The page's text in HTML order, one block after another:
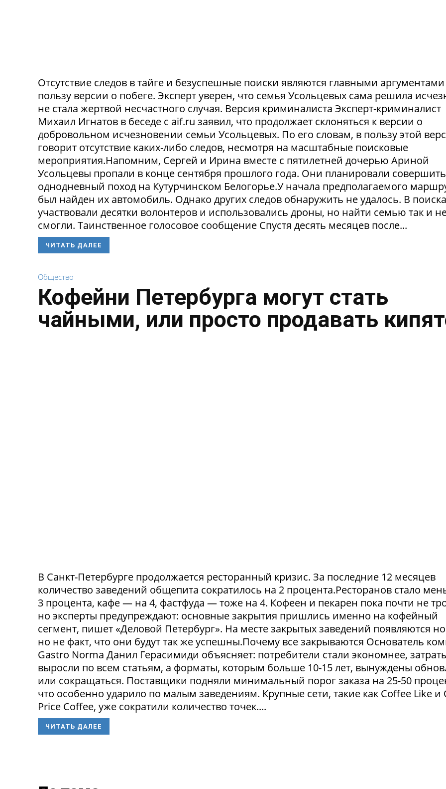
Отсутствие следов в тайге и безуспешные поиски являются главными
пользу версии о побеге. Эксперт уверен, что семья Усольцевых сама решила
не стала жертвой несчастного случая. Версия криминалиста Эксперт-криминалист
Михаил Игнатов в беседе с aif.ru заявил, что продолжает склоняться к версии о
добровольном исчезновении семьи Усольцевых. По его словам, в пользу этой
говорит отсутствие каких-либо следов, несмотря на масштабные поисковые
мероприятия.Напомним, Сергей и Ирина вместе с пятилетней дочерью Ариной
Усольцевы пропали в конце сентября прошлого года. Они планировали совершить
однодневный поход на Кутурчинском Белогорье.У начала предполагаемого
был найден их автомобиль. Однако других следов обнаружить не удалось. В
участвовали десятки волонтеров и использовались дроны, но найти семью так и
смогли. Таинственное голосовое сообщение Спустя десять месяцев после...
ЧИТАТЬ ДАЛЕЕ
Общество
Кофейни Петербурга могут стать
чайными, или просто продавать
В Санкт-Петербурге продолжается ресторанный кризис. За последние 12 месяцев
количество заведений общепита сократилось на 2 процента.Ресторанов стало
3 процента, кафе — на 4, фастфуда — тоже на 4. Кофеен и пекарен пока почти не
но эксперты предупреждают: основные закрытия пришлись именно на кофейный
сегмент, пишет «Деловой Петербург». На месте закрытых заведений появляются
но не факт, что они будут так же успешны.Почему все закрываются Основатель
Gastro Norma Данил Герасимиди объясняет: потребители стали экономнее,
выросли по всем статьям, а форматы, которым больше 10-15 лет, вынуждены
или сокращаться. Поставщики подняли минимальный порог заказа на 25-50
что особенно ударило по малым заведениям. Крупные сети, такие как Coffee Like и
Price Coffee, уже сократили количество точек....
ЧИТАТЬ ДАЛЕЕ